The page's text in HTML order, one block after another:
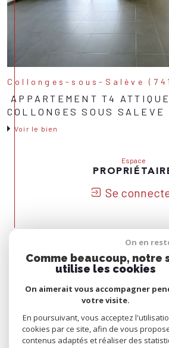
Collonges-sous-Salève
APPARTEMENT T4
COLLONGES SOUS SALEVE
Voir le bien
Espace
Se
ADHÉRONS
© 2026 | TOUS DROITS RÉSERVÉS | TRADUCTION
NOS HONORAIRES
PLAN DU SITE
NOS LIENS
POLITIQUE RGPD
On en
Comme beaucoup, notre
utilise les cookies
On aimerait vous accompagner
votre visite.
En poursuivant, vous acceptez
cookies par ce site, afin de vous
contenus adaptés et réaliser des